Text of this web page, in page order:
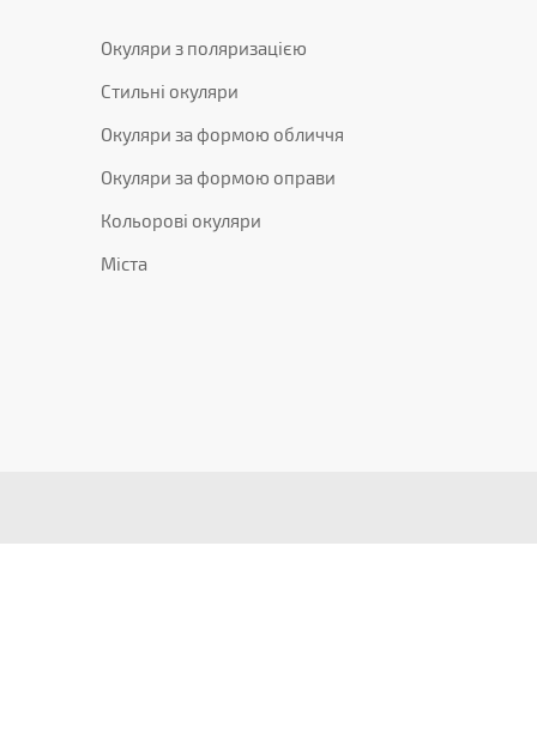
Окуляри з поляризацією
Стильні окуляри
Окуляри за формою обличчя
Окуляри за формою оправи
Кольорові окуляри
Міста